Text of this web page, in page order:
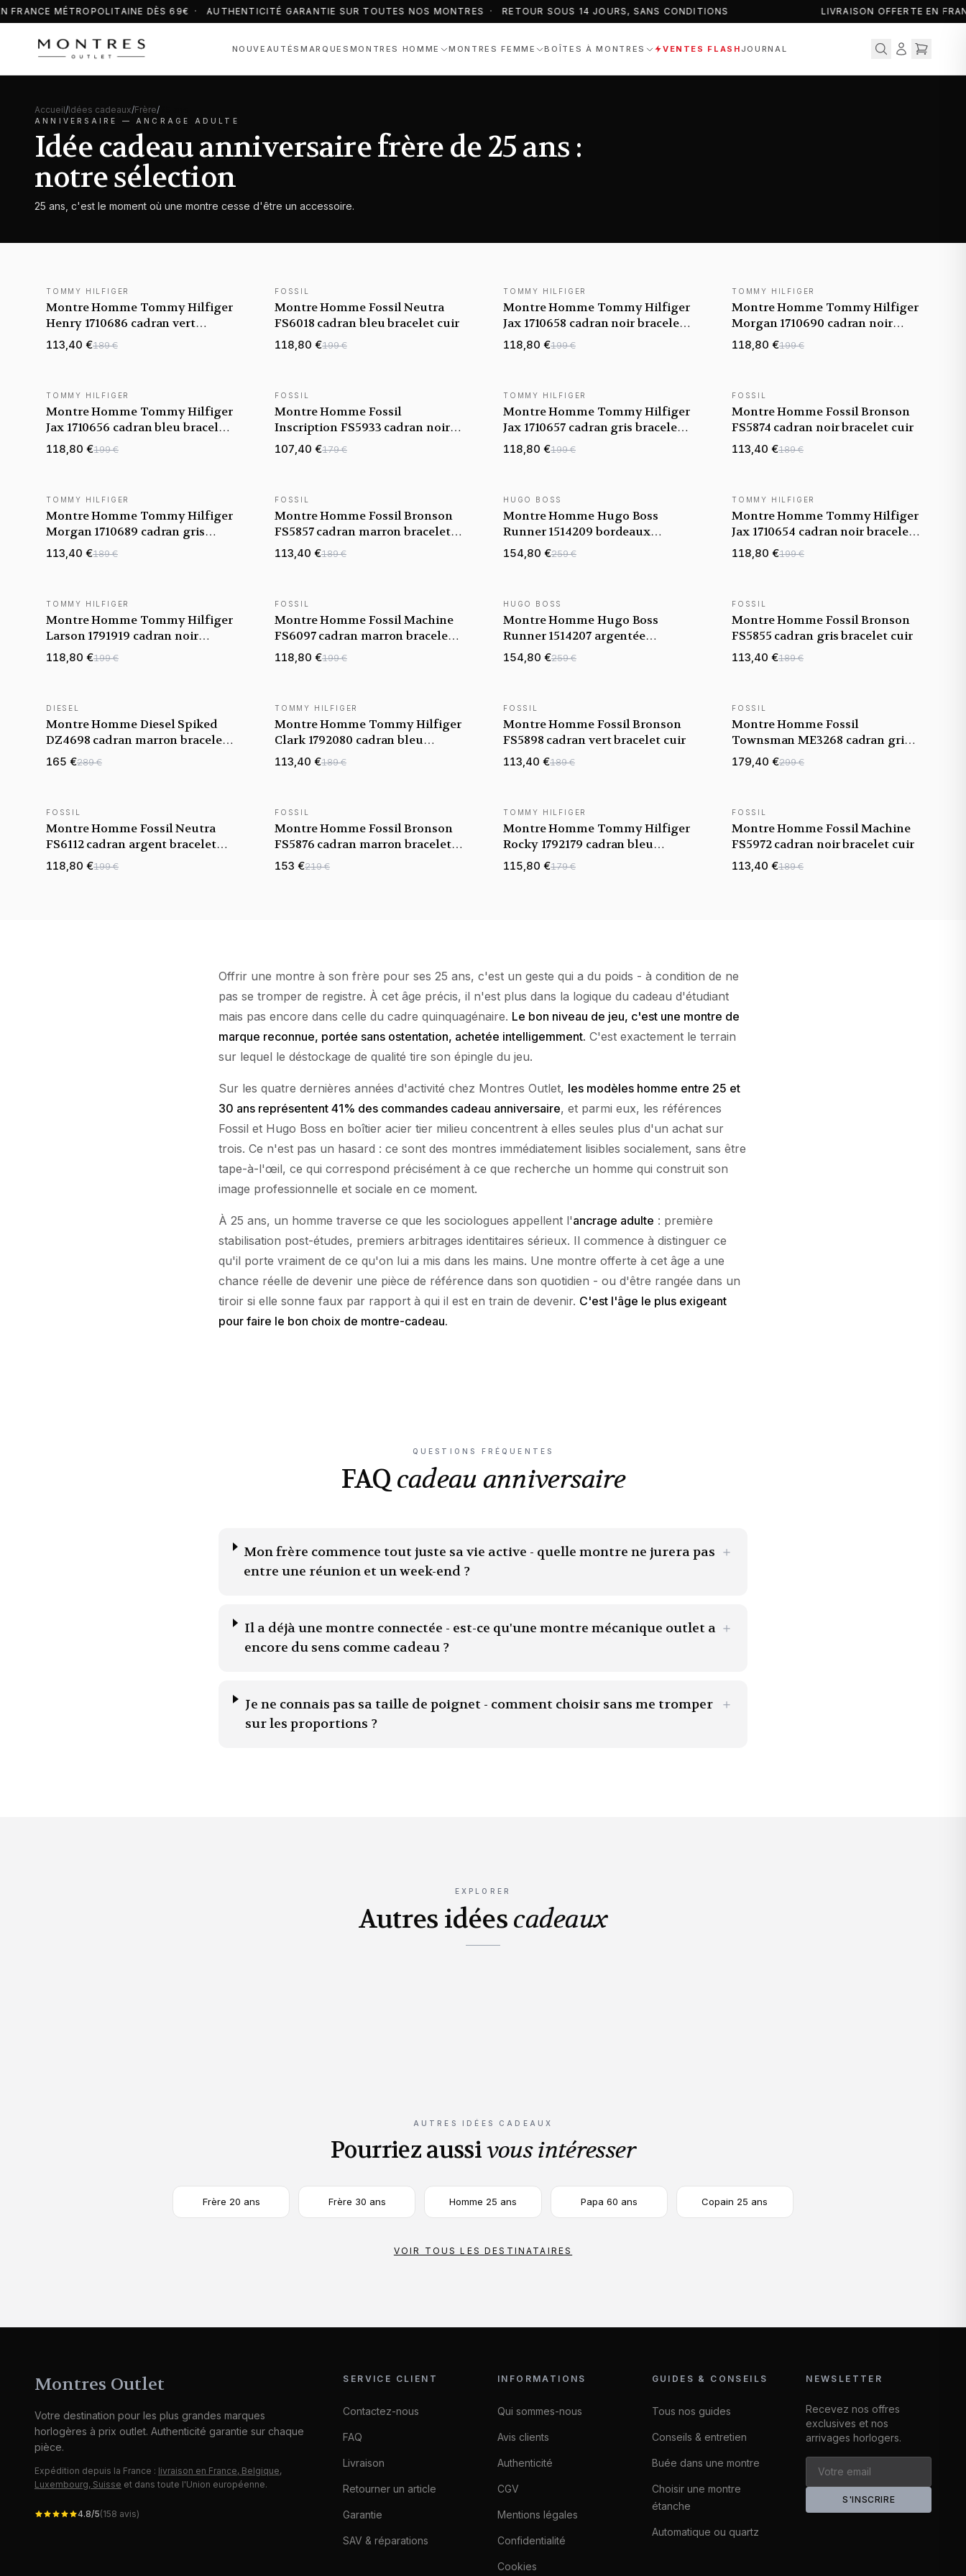
FRANCE MÉTROPOLITAINE DÈS 69€ · AUTHENTICITÉ GARANTIE SUR TOUTES NOS MONTRES · RETOUR SOUS 14 JOURS, SANS CONDITIONS LIVRAISON OFFERTE EN
NOUVEAUTÉSMARQUES MONTRES HOMME MONTRES FEMME BOÎTES À MONTRES VENTES FLASH JOURNAL
Accueil/Idées cadeaux/Frère/
ANNIVERSAIRE — ANCRAGE ADULTE
Idée cadeau anniversaire frère de 25 ans :
notre sélection
25 ans, c'est le moment où une montre cesse d'être un accessoire.
NOUVEAUTÉ
TOMMY HILFIGER
Montre Homme Tommy Hilfiger
Henry 1710686 cadran vert
bracelet acier
113,40 €189 €
NOUVEAUTÉ
FOSSIL
Montre Homme Fossil Neutra
FS6018 cadran bleu bracelet cuir
118,80 €199 €
NOUVEAUTÉ
TOMMY HILFIGER
Montre Homme Tommy Hilfiger
Jax 1710658 cadran noir bracelet
acier
118,80 €199 €
NOUVEAUTÉ
TOMMY HILFIGER
Montre Homme Tommy Hilfiger
Morgan 1710690 cadran noir
bracelet acier
118,80 €199 €
NOUVEAUTÉ
TOMMY HILFIGER
Montre Homme Tommy Hilfiger
Jax 1710656 cadran bleu bracelet
acier
118,80 €199 €
NOUVEAUTÉ
FOSSIL
Montre Homme Fossil
Inscription FS5933 cadran noir
bracelet acier
107,40 €179 €
NOUVEAUTÉ
TOMMY HILFIGER
Montre Homme Tommy Hilfiger
Jax 1710657 cadran gris bracelet
acier
118,80 €199 €
NOUVEAUTÉ
FOSSIL
Montre Homme Fossil Bronson
FS5874 cadran noir bracelet cuir
113,40 €189 €
NOUVEAUTÉ
TOMMY HILFIGER
Montre Homme Tommy Hilfiger
Morgan 1710689 cadran gris
bracelet acier
113,40 €189 €
NOUVEAUTÉ
FOSSIL
Montre Homme Fossil Bronson
FS5857 cadran marron bracelet
cuir
113,40 €189 €
NOUVEAUTÉ
HUGO BOSS
Montre Homme Hugo Boss
Runner 1514209 bordeaux
bracelet acier
154,80 €259 €
NOUVEAUTÉ
TOMMY HILFIGER
Montre Homme Tommy Hilfiger
Jax 1710654 cadran noir bracelet
cuir
118,80 €199 €
NOUVEAUTÉ
TOMMY HILFIGER
Montre Homme Tommy Hilfiger
Larson 1791919 cadran noir
bracelet acier
118,80 €199 €
NOUVEAUTÉ
FOSSIL
Montre Homme Fossil Machine
FS6097 cadran marron bracelet
acier
118,80 €199 €
NOUVEAUTÉ
HUGO BOSS
Montre Homme Hugo Boss
Runner 1514207 argentée
bracelet Maillons acier
154,80 €259 €
NOUVEAUTÉ
FOSSIL
Montre Homme Fossil Bronson
FS5855 cadran gris bracelet cuir
113,40 €189 €
NOUVEAUTÉ
DIESEL
Montre Homme Diesel Spiked
DZ4698 cadran marron bracelet
cuir
165 €289 €
NOUVEAUTÉ
TOMMY HILFIGER
Montre Homme Tommy Hilfiger
Clark 1792080 cadran bleu
bracelet acier
113,40 €189 €
NOUVEAUTÉ
FOSSIL
Montre Homme Fossil Bronson
FS5898 cadran vert bracelet cuir
113,40 €189 €
NOUVEAUTÉ
FOSSIL
Montre Homme Fossil
Townsman ME3268 cadran gris
bracelet acier
179,40 €299 €
NOUVEAUTÉ
FOSSIL
Montre Homme Fossil Neutra
FS6112 cadran argent bracelet
acier
118,80 €199 €
NOUVEAUTÉ
FOSSIL
Montre Homme Fossil Bronson
FS5876 cadran marron bracelet
acier
153 €219 €
NOUVEAUTÉ
TOMMY HILFIGER
Montre Homme Tommy Hilfiger
Rocky 1792179 cadran bleu
bracelet acier
115,80 €179 €
NOUVEAUTÉ
FOSSIL
Montre Homme Fossil Machine
FS5972 cadran noir bracelet cuir
113,40 €189 €
Offrir une montre à son frère pour ses 25 ans, c'est un geste qui a du poids - à condition de ne
pas se tromper de registre. À cet âge précis, il n'est plus dans la logique du cadeau d'étudiant
mais pas encore dans celle du cadre quinquagénaire. Le bon niveau de jeu, c'est une montre de
marque reconnue, portée sans ostentation, achetée intelligemment. C'est exactement le terrain
sur lequel le déstockage de qualité tire son épingle du jeu.
Sur les quatre dernières années d'activité chez Montres Outlet, les modèles homme entre 25 et
30 ans représentent 41% des commandes cadeau anniversaire, et parmi eux, les références
Fossil et Hugo Boss en boîtier acier tier milieu concentrent à elles seules plus d'un achat sur
trois. Ce n'est pas un hasard : ce sont des montres immédiatement lisibles socialement, sans être
tape-à-l'œil, ce qui correspond précisément à ce que recherche un homme qui construit son
image professionnelle et sociale en ce moment.
À 25 ans, un homme traverse ce que les sociologues appellent l'ancrage adulte : première
stabilisation post-études, premiers arbitrages identitaires sérieux. Il commence à distinguer ce
qu'il porte vraiment de ce qu'on lui a mis dans les mains. Une montre offerte à cet âge a une
chance réelle de devenir une pièce de référence dans son quotidien - ou d'être rangée dans un
tiroir si elle sonne faux par rapport à qui il est en train de devenir. C'est l'âge le plus exigeant
pour faire le bon choix de montre-cadeau.
QUESTIONS FRÉQUENTES
FAQ cadeau anniversaire
Mon frère commence tout juste sa vie active - quelle montre ne jurera pas
entre une réunion et un week-end ?
＋
Il a déjà une montre connectée - est-ce qu'une montre mécanique outlet a
encore du sens comme cadeau ?
＋
Je ne connais pas sa taille de poignet - comment choisir sans me tromper
sur les proportions ?
＋
EXPLORER
Autres idéescadeaux
Saint Valentin
AUTRES IDÉES CADEAUX
Pourriez aussivous intéresser
Frère 20 ans Frère 30 ans Homme 25 ans Papa 60 ans Copain 25 ans
VOIR TOUS LES DESTINATAIRES
Montres Outlet
Votre destination pour les plus grandes marques
horlogères à prix outlet. Authenticité garantie sur chaque
pièce.
Expédition depuis la France : livraison en France, Belgique,
Luxembourg, Suisse et dans toute l'Union européenne.
4.8/5(158 avis)
SERVICE CLIENT
Contactez-nous
FAQ
Livraison
Retourner un article
Garantie
SAV & réparations
INFORMATIONS
Qui sommes-nous
Avis clients
Authenticité
CGV
Mentions légales
Confidentialité
Cookies
GUIDES & CONSEILS
Tous nos guides
Conseils & entretien
Buée dans une montre
Choisir une montre
étanche
Automatique ou quartz
NEWSLETTER
Recevez nos offres
exclusives et nos
arrivages horlogers.
S'INSCRIRE